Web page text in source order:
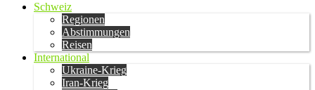
Schweiz
Regionen
Abstimmungen
Reisen
International
Ukraine-Krieg
Iran-Krieg